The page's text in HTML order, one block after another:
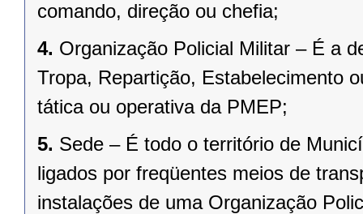
comando, direção ou chefia;
4. Organização Policial Militar – É a
Tropa, Repartição, Estabelecimento
tática ou operativa da PMEP;
5. Sede – É todo o território de
ligados por freqüentes meios de
instalações de uma Organização